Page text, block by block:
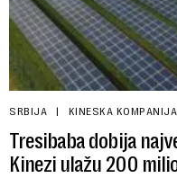
SRBIJA KINESKA KOMPANIJA
Tresibaba dobija
Kinezi ulažu 200